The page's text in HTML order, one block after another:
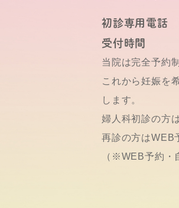
初診専用電話
受付時間
当院は完全予約
これから妊娠を
します。
婦人科初診の方
再診の方はWEB
（※WEB予約・